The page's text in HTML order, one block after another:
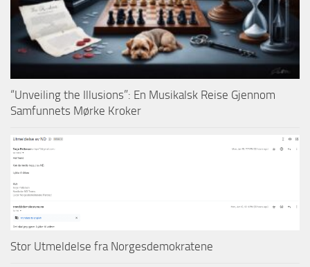
“Unveiling the Illusions”: En Musikalsk Reise Gjennom
Samfunnets Mørke Kroker
Stor Utmeldelse fra Norgesdemokratene